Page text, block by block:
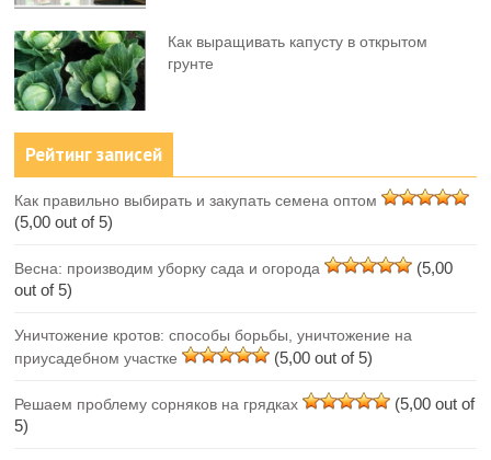
Как выращивать капусту в открытом
грунте
Рейтинг записей
Как правильно выбирать и закупать семена оптом
(5,00 out of 5)
Весна: производим уборку сада и огорода
(5,00
out of 5)
Уничтожение кротов: способы борьбы, уничтожение на
приусадебном участке
(5,00 out of 5)
Решаем проблему сорняков на грядках
(5,00 out of
5)